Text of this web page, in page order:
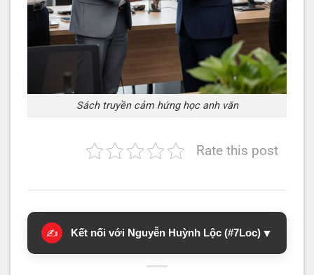
Sách truyền cảm hứng học anh văn
Rate this post
✍️ Kết nối với Nguyễn Huỳnh Lộc (#7Loc) ▼